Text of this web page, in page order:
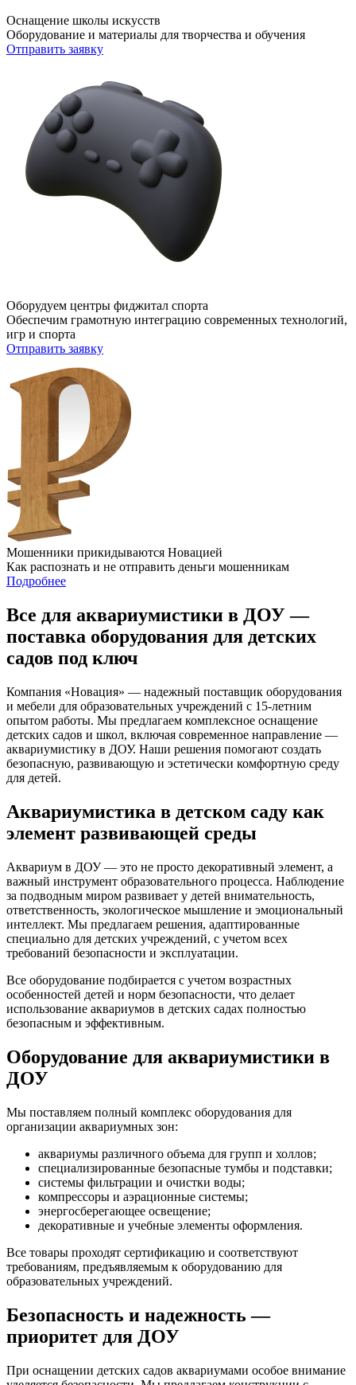
Оснащение школы искусств
Оборудование и материалы для творчества и обучения
Отправить заявку
Оборудуем центры фиджитал спорта
Обеспечим грамотную интеграцию современных технологий,
игр и спорта
Отправить заявку
Мошенники прикидываются Новацией
Как распознать и не отправить деньги мошенникам
Подробнее
Все для аквариумистики в ДОУ —
поставка оборудования для детских
садов под ключ
Компания «Новация» — надежный поставщик оборудования
и мебели для образовательных учреждений с 15-летним
опытом работы. Мы предлагаем комплексное оснащение
детских садов и школ, включая современное направление —
аквариумистику в ДОУ. Наши решения помогают создать
безопасную, развивающую и эстетически комфортную среду
для детей.
Аквариумистика в детском саду как
элемент развивающей среды
Аквариум в ДОУ — это не просто декоративный элемент, а
важный инструмент образовательного процесса. Наблюдение
за подводным миром развивает у детей внимательность,
ответственность, экологическое мышление и эмоциональный
интеллект. Мы предлагаем решения, адаптированные
специально для детских учреждений, с учетом всех
требований безопасности и эксплуатации.
Все оборудование подбирается с учетом возрастных
особенностей детей и норм безопасности, что делает
использование аквариумов в детских садах полностью
безопасным и эффективным.
Оборудование для аквариумистики в
ДОУ
Мы поставляем полный комплекс оборудования для
организации аквариумных зон:
аквариумы различного объема для групп и холлов;
специализированные безопасные тумбы и подставки;
системы фильтрации и очистки воды;
компрессоры и аэрационные системы;
энергосберегающее освещение;
декоративные и учебные элементы оформления.
Все товары проходят сертификацию и соответствуют
требованиям, предъявляемым к оборудованию для
образовательных учреждений.
Безопасность и надежность —
приоритет для ДОУ
При оснащении детских садов аквариумами особое внимание